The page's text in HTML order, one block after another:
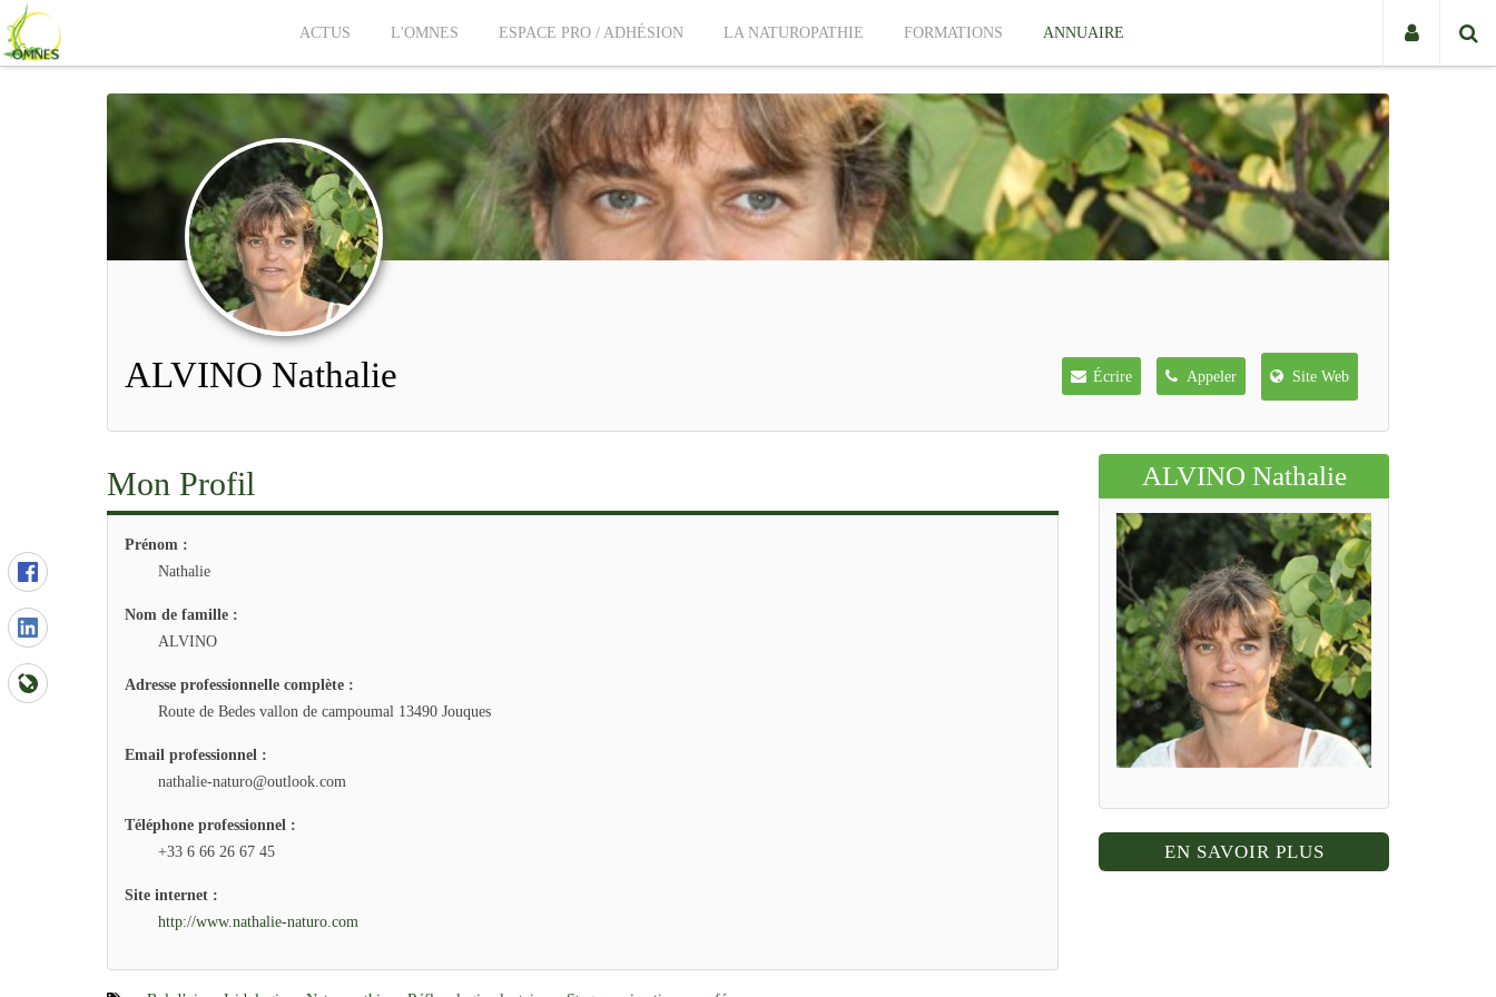
ACTUS L'OMNES ESPACE PRO / ADHÉSION LA NATUROPATHIE FORMATIONS ANNUAIRE
ALVINO Nathalie Écrire Appeler Site Web
Mon Profil
Prénom :
Nathalie
Nom de famille :
ALVINO
Adresse professionnelle complète :
Route de Bedes vallon de campoumal 13490 Jouques
Email professionnel :
nathalie-naturo@outlook.com
Téléphone professionnel :
+33 6 66 26 67 45
Site internet :
http://www.nathalie-naturo.com
ALVINO Nathalie
EN SAVOIR PLUS